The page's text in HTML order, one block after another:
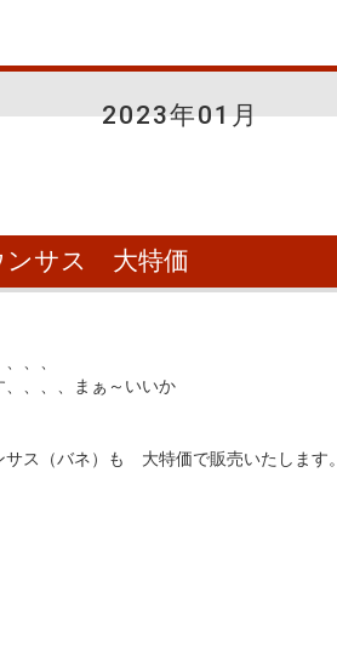
2023年01月
サス 大特価
、、
、、、まぁ～いいか
ス（バネ）も 大特価で販売いたします。